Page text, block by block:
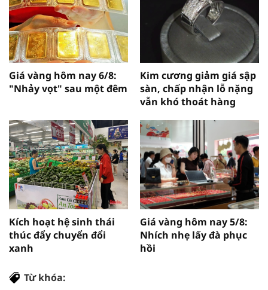
Giá vàng hôm nay 6/8:
"Nhảy vọt" sau một đêm
Kim cương giảm giá sập
sàn, chấp nhận lỗ nặng
vẫn khó thoát hàng
Kích hoạt hệ sinh thái
thúc đẩy chuyển đổi
xanh
Giá vàng hôm nay 5/8:
Nhích nhẹ lấy đà phục
hồi
Từ khóa: